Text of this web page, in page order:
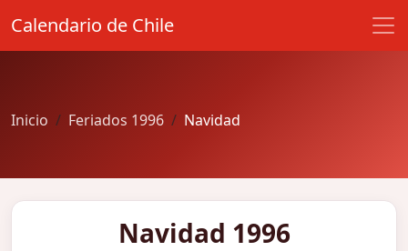
Calendario de Chile
Inicio Feriados 1996 Navidad
Navidad 1996